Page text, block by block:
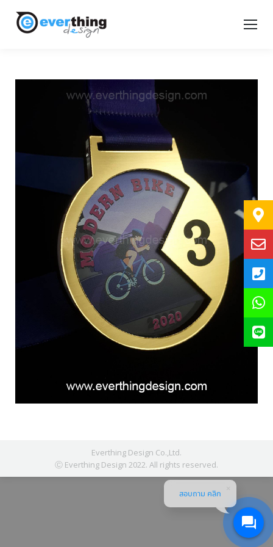
Everthing Design Co.,Ltd.
Ⓒ Everthing Design 2022. All rights reserved.
สอบถาม คลิก